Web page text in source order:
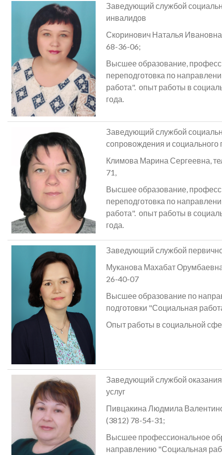
Заведующий службой
инвалидов
Скоринович Наталья
68-36-06;
Высшее образование,
переподготовка по
работа". опыт работы в
года.
Заведующий службой
сопровождения и социального
Климова Марина Сергеевна,
71,
Высшее образование,
переподготовка по
работа". опыт работы в
года.
Заведующий службой
Муканова Махабат
26-40-07
Высшее образование по
подготовки "Социальная
Опыт работы в социальной
Заведующий службой
услуг
Пивцакина Людмила
(3812) 78-54-31;
Высшее профессиональное
направлению "Социальная